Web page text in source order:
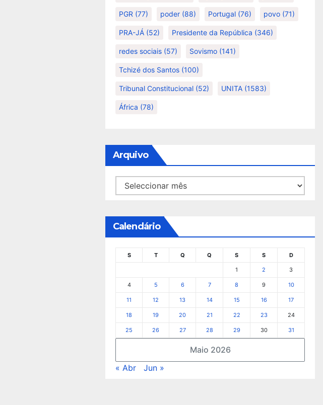
PGR (77) poder (88) Portugal (76) povo (71)
PRA-JÁ (52) Presidente da República (346)
redes sociais (57) Sovismo (141)
Tchizé dos Santos (100)
Tribunal Constitucional (52) UNITA (1583)
África (78)
Arquivo
Arquivo
Calendário
Maio 2026
S T Q Q S S D
1 2 3
4 5 6 7 8 9 10
11 12 13 14 15 16 17
18 19 20 21 22 23 24
25 26 27 28 29 30 31
« Abr Jun »